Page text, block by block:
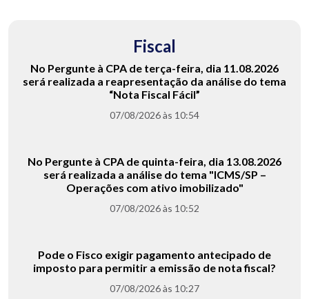
Fiscal
No Pergunte à CPA de terça-feira, dia 11.08.2026
será realizada a reapresentação da análise do tema
“Nota Fiscal Fácil”
07/08/2026 às 10:54
No Pergunte à CPA de quinta-feira, dia 13.08.2026
será realizada a análise do tema "ICMS/SP –
Operações com ativo imobilizado"
07/08/2026 às 10:52
Pode o Fisco exigir pagamento antecipado de
imposto para permitir a emissão de nota fiscal?
07/08/2026 às 10:27